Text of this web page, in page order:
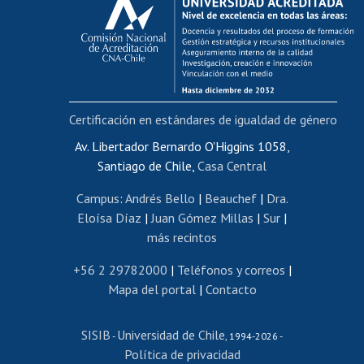
Postulación al AUCAI
Funcionarias/os
Cursos internos de capacitación
Bienestar del personal
Portal de movilidad interna
Certificado de renta
Certificado de renta honorarios
Editar páginas blancas
Extranjeras/os
Revalidación y reconocimiento de títulos
Postulación al Programa de Movilidad Estudiantil
Cursos de español
Av. Libertador Bernardo O'Higgins 1058,
Santiago de Chile, Casa Central
Campus: Andrés Bello | Beauchef| Dra.
Eloísa Díaz |Juan Gómez Millas | Sur |
más recintos
+56 2 29782000 | Teléfonos y correos |
Mapa del portal| Contacto
SISIB - Universidad de Chile, 1994-2026 -
Política de privacidad
Certificación en estándares de igualdad de género